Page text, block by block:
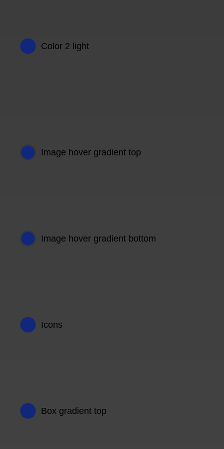
Color 2 light
Image hover gradient top
Image hover gradient bottom
Icons
Box gradient top